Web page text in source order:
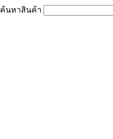
ค้นหาสินค้า